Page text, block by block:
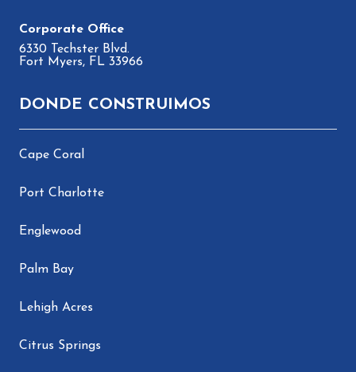
6330 Techster Blvd.
Fort Myers, FL 33966
DONDE CONSTRUIMOS
Cape Coral
Port Charlotte
Englewood
Palm Bay
Lehigh Acres
Citrus Springs